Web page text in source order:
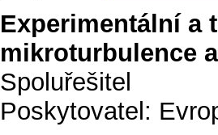
Experimentální a
mikroturbulence
Spoluřešitel
Poskytovatel: